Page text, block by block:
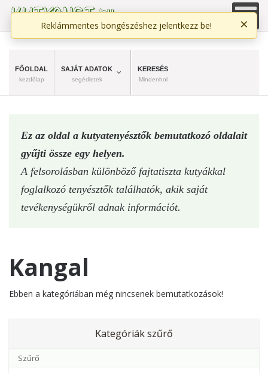
FŐOLDAL
kezdőlap
SAJÁT ADATOK
segédletek
KERESÉS
Mindenhol
Ez az oldal a kutyatenyésztők bemutatkozó oldalait
gyűjti össze egy helyen.
A felsorolásban különböző fajtatiszta kutyákkal
foglalkozó tenyésztők találhatók, akik saját
tevékenységükről adnak információt.
Kangal
Ebben a kategóriában még nincsenek bemutatkozások!
Kategóriák szűrő
Reklámmentes böngészéshez jelentkezz be! ×